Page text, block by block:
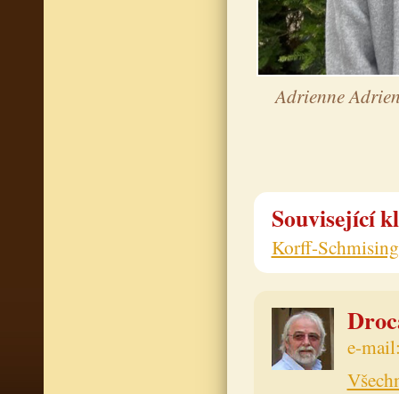
Adrienne
Související
Korff-
e-